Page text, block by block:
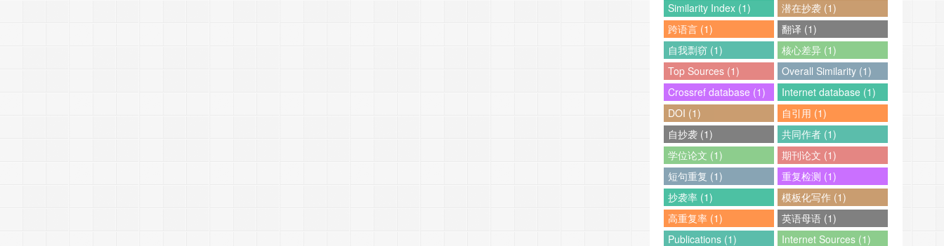
Similarity Index (1)
潜在抄袭 (1)
跨语言 (1)
翻译 (1)
自我剽窃 (1)
核心差异 (1)
Top Sources (1)
Overall Similarity (1)
Crossref database (1)
Internet database (1)
DOI (1)
自引用 (1)
自抄袭 (1)
共同作者 (1)
学位论文 (1)
期刊论文 (1)
短句重复 (1)
重复检测 (1)
抄袭率 (1)
模板化写作 (1)
高重复率 (1)
英语母语 (1)
Publications (1)
Internet Sources (1)